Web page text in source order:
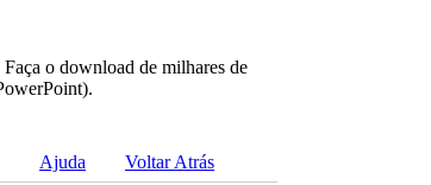
o download de milhares de
Ajuda
Voltar Atrás